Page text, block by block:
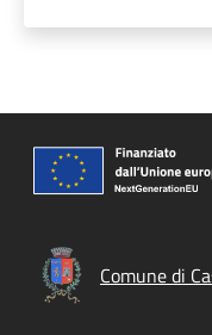
Comune di